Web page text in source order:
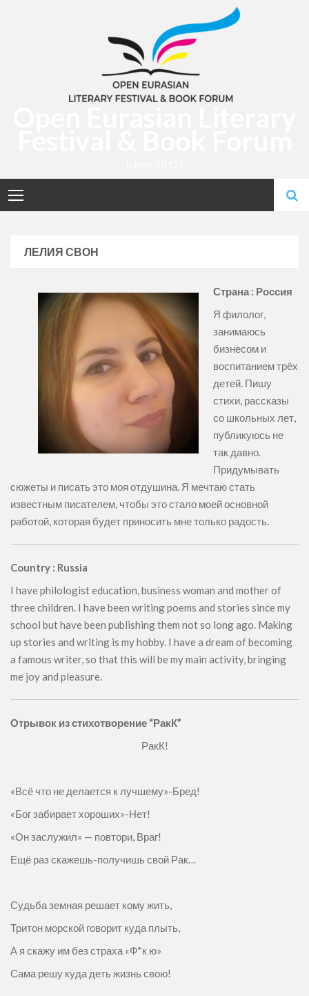
ЛЕЛИЯ СВОН
Страна : Россия
Я филолог,
занимаюсь
бизнесом и
воспитанием трёх
детей. Пишу
стихи, рассказы
со школьных лет,
публикуюсь не
так давно.
Придумывать
сюжеты и писать это моя отдушина. Я мечтаю стать
известным писателем, чтобы это стало моей основной
работой, которая будет приносить мне только радость.
Country : Russia
I have philologist education, business woman and mother of
three children. I have been writing poems and stories since my
school but have been publishing them not so long ago. Making
up stories and writing is my hobby. I have a dream of becoming
a famous writer, so that this will be my main activity, bringing
me joy and pleasure.
Отрывок из стихотворение “РакК”
РакК!
«Всё что не делается к лучшему»-Бред!
«Бог забирает хороших»-Нет!
«Он заслужил» — повтори, Враг!
Ещё раз скажешь-получишь свой Рак…
Судьба земная решает кому жить,
Тритон морской говорит куда плыть,
А я скажу им без страха «Ф*к ю»
Сама решу куда деть жизнь свою!